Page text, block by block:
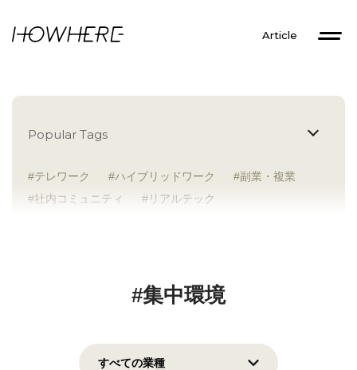
Article
Popular Tags
テレワーク ハイブリッドワーク
副業・複業
社内コミュニティ
リアルテック
ラボラトリー
チームプレー重視
フリーアドレス
個々が活躍
#集中環境